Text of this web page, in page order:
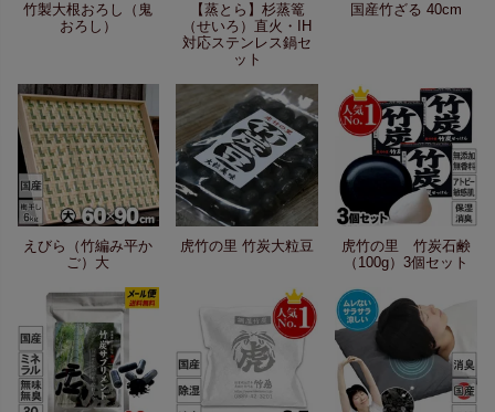
竹製大根おろし（鬼
おろし）
【蒸とら】杉蒸篭
（せいろ）直火・IH
対応ステンレス鍋セ
ット
国産竹ざる 40cm
えびら（竹編み平か
ご）大
虎竹の里 竹炭大粒豆
虎竹の里 竹炭石鹸
（100g）3個セット